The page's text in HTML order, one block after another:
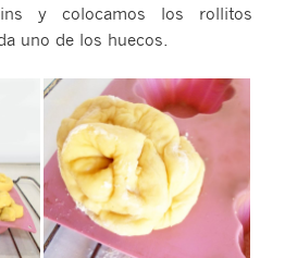
y colocamos los rollitos
uno de los huecos.